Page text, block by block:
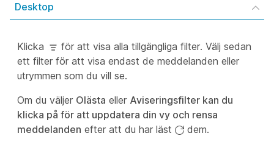
Desktop
Klicka
för att visa alla tillgängliga filter. Välj sedan
ett filter för att visa endast de meddelanden eller
utrymmen som du vill se.
Om du väljer Olästa eller Aviseringsfilter kan du
klicka på för att uppdatera din vy och rensa
meddelanden efter att du har läst
dem.